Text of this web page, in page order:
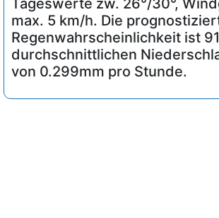
max. 5 km/h. Die
Regenwahrscheinlichkeit ist
durchschnittlichen
von 0.299mm pro Stunde.